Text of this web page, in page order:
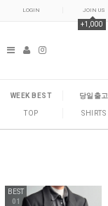
LOGIN JOIN US
+1,000
WEEK BEST 당일출고
TOP SHIRTS
BEST
01